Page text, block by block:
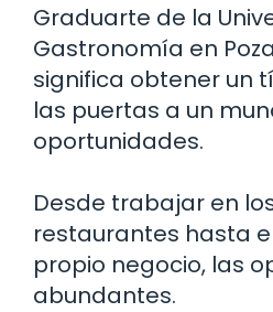
Graduarte de la
Gastronomía en
significa obtener un
las puertas a un
oportunidades.
Desde trabajar en
restaurantes hasta
propio negocio, las
abundantes.